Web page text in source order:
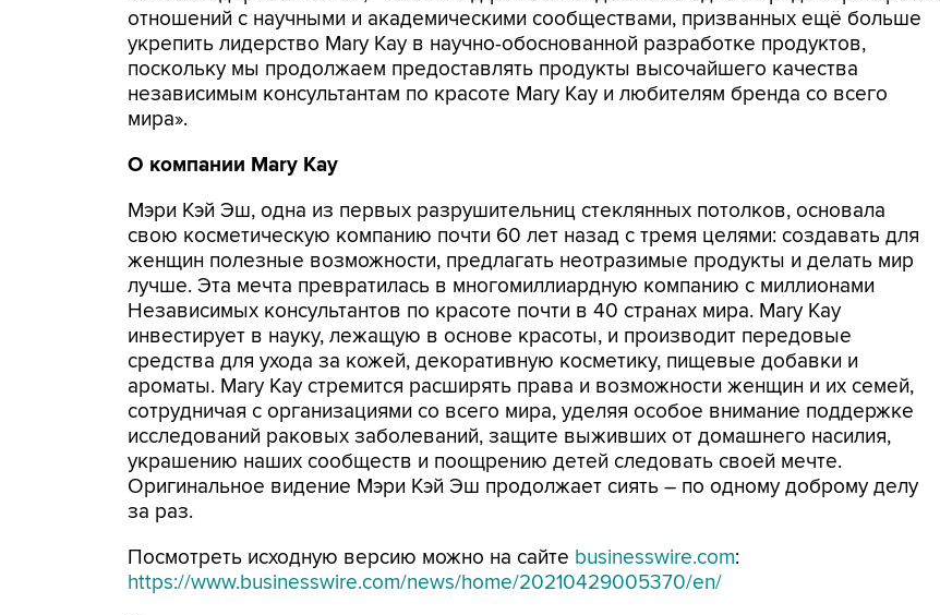
отношений с научными и академическими сообществами, призванных ещё больше
укрепить лидерство Mary Kay в научно-обоснованной разработке продуктов,
поскольку мы продолжаем предоставлять продукты высочайшего качества
независимым консультантам по красоте Mary Kay и любителям бренда со всего
мира».
О компании Mary Kay
Мэри Кэй Эш, одна из первых разрушительниц стеклянных потолков, основала
свою косметическую компанию почти 60 лет назад с тремя целями: создавать для
женщин полезные возможности, предлагать неотразимые продукты и делать мир
лучше. Эта мечта превратилась в многомиллиардную компанию с миллионами
Независимых консультантов по красоте почти в 40 странах мира. Mary Kay
инвестирует в науку, лежащую в основе красоты, и производит передовые
средства для ухода за кожей, декоративную косметику, пищевые добавки и
ароматы. Mary Kay стремится расширять права и возможности женщин и их семей,
сотрудничая с организациями со всего мира, уделяя особое внимание поддержке
исследований раковых заболеваний, защите выживших от домашнего насилия,
украшению наших сообществ и поощрению детей следовать своей мечте.
Оригинальное видение Мэри Кэй Эш продолжает сиять – по одному доброму делу
за раз.
Посмотреть исходную версию можно на сайте businesswire.com:
https://www.businesswire.com/news/home/20210429005370/en/